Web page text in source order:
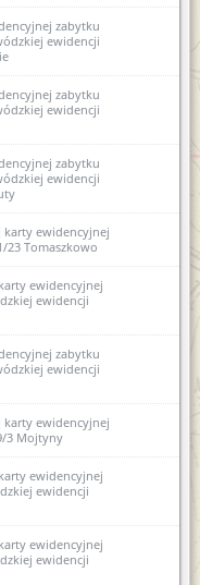
zabytku
ewidencji
zabytku
ewidencji
zabytku
ewidencji
ewidencyjnej
23 Tomaszkowo
ewidencyjnej
ewidencji
zabytku
ewidencji
ewidencyjnej
3 Mojtyny
ewidencyjnej
ewidencji
ewidencyjnej
ewidencji